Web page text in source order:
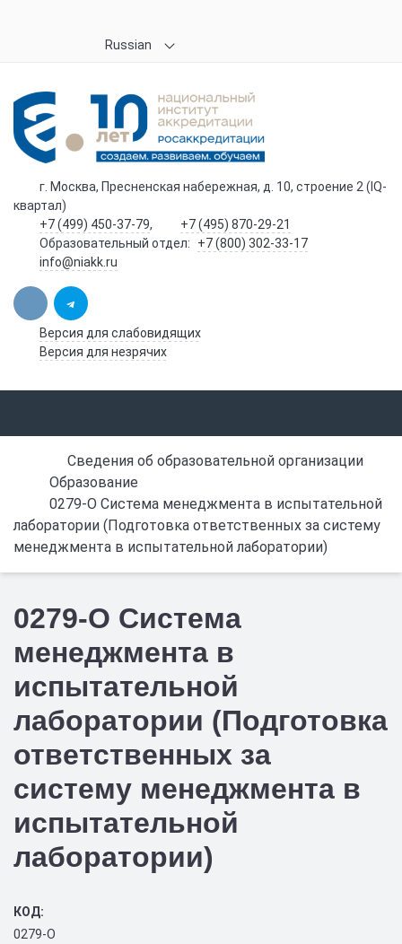
Russian
г. Москва, Пресненская набережная, д. 10, строение 2 (IQ-
квартал)
+7 (499) 450-37-79,
+7 (495) 870-29-21
Образовательный отдел:
+7 (800) 302-33-17
info@niakk.ru
Версия для слабовидящих
Версия для незрячих
Сведения об образовательной организации
Образование
0279-О Система менеджмента в испытательной
лаборатории (Подготовка ответственных за систему
менеджмента в испытательной лаборатории)
0279-О Система
менеджмента в
испытательной
лаборатории (Подготовка
ответственных за
систему менеджмента в
испытательной
лаборатории)
КОД:
0279-О